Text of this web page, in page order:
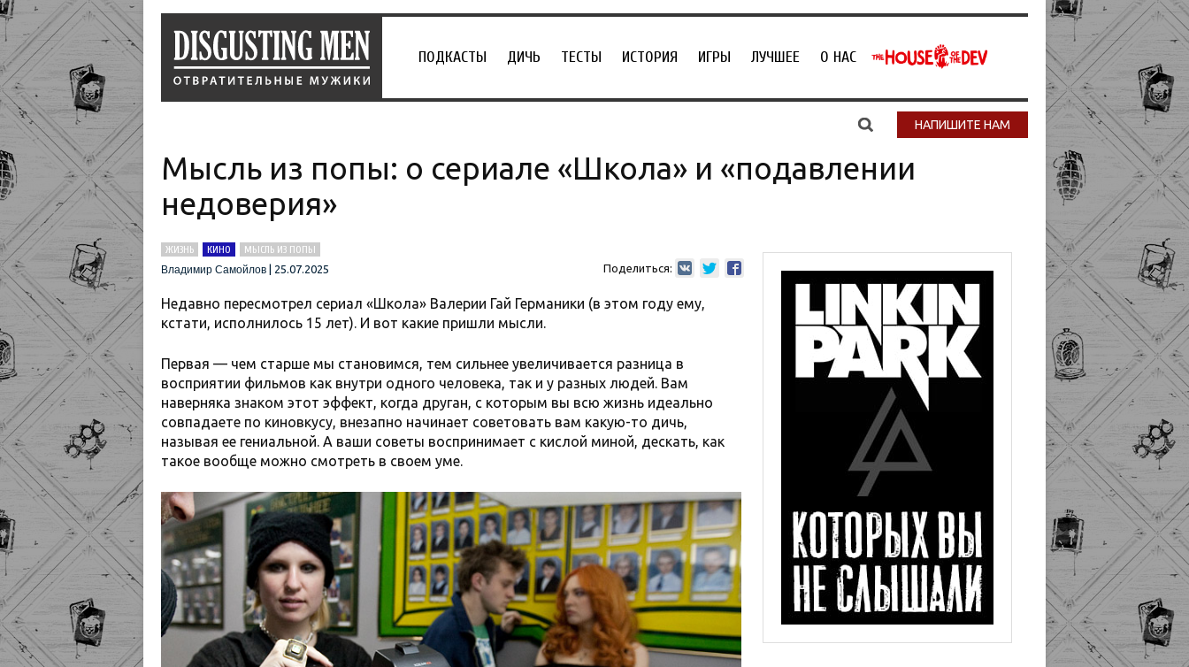
ПОДКАСТЫ ДИЧЬ ТЕСТЫ ИСТОРИЯ ИГРЫ ЛУЧШЕЕ О НАС
НАПИШИТЕ НАМ
Мысль из попы: о сериале «Школа» и «подавлении
недоверия»
ЖИЗНЬ КИНО
МЫСЛЬ ИЗ ПОПЫ
Владимир Самойлов
25.07.2025 Поделиться:
Недавно пересмотрел сериал «Школа» Валерии Гай Германики (в этом году ему,
кстати, исполнилось 15 лет). И вот какие пришли мысли.
Первая — чем старше мы становимся, тем сильнее увеличивается разница в
восприятии фильмов как внутри одного человека, так и у разных людей. Вам
наверняка знаком этот эффект, когда друган, с которым вы всю жизнь идеально
совпадаете по киновкусу, внезапно начинает советовать вам какую-то дичь,
называя ее гениальной. А ваши советы воспринимает с кислой миной, дескать, как
такое вообще можно смотреть в своем уме.